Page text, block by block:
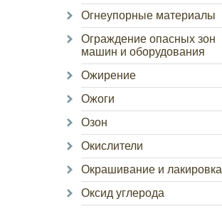
Огнеупорные материалы
Ограждение опасных зон
машин и оборудования
Ожирение
Ожоги
Озон
Окислители
Окрашивание и лакировка
Оксид углерода